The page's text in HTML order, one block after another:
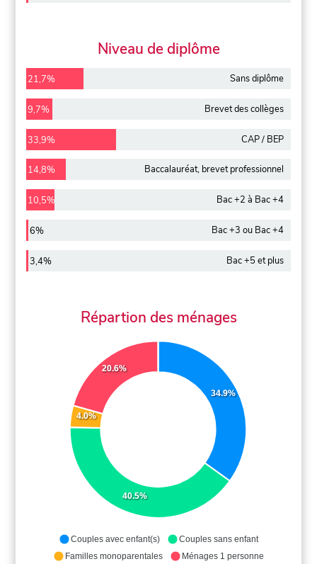
Niveau de diplôme
21,7% Sans diplôme
9,7% Brevet des collèges
33,9% CAP / BEP
14,8% Baccalauréat, brevet professionnel
10,5% Bac +2 à Bac +4
6% Bac +3 ou Bac +4
3,4% Bac +5 et plus
Répartion des ménages
34.9%
40.5%
4.0%
20.6%
Couples avec enfant(s)
Couples sans enfant
Familles monoparentales
Ménages 1 personne